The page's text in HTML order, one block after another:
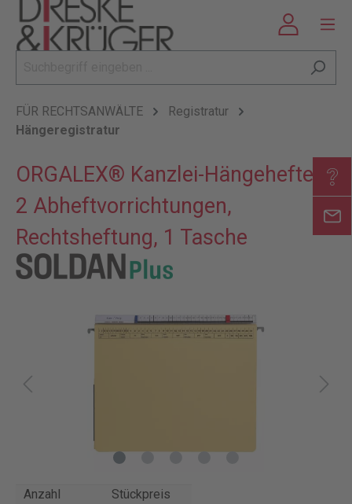
FÜR RECHTSANWÄLTE
Registratur
Hängeregistratur
ORGALEX® Kanzlei-Hängehefter,
2 Abheftvorrichtungen,
Rechtsheftung, 1 Tasche
Anzahl Stückpreis